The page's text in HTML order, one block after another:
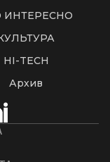
ИНТЕРЕСНО
HI-TECH
Архив